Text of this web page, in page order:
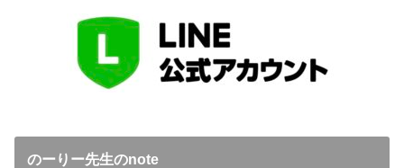
のーりー先生のnote